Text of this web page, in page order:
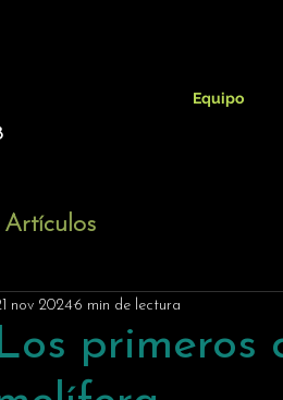
Equipo
Artículos
primeros
nov 20246 min de lectura